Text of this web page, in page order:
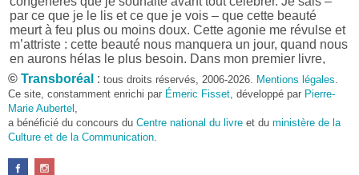
par ce que je le lis et ce que je vois – que cette beauté
meurt à feu plus ou moins doux. Cette agonie me révulse et
m’attriste : cette beauté nous manquera un jour, quand nous
en aurons hélas le plus besoin. Dans mon premier livre,
j’avais pris goût à me mettre dans la peau d’une bête. Outre
l’intérêt de l’exercice littéraire, il me semble que cela peut
être un bon moyen pour transmettre certains messages.
Pourquoi avoir choisi le format des nouvelles plutôt
qu’un autre ?
D’abord parce que j’aime (décidément!) en lire !
© Transboréal : tous droits réservés, 2006-2026. Mentions légales
Ce site, constamment enrichi par Émeric Fisset , développé par Pierre-
Marie Aubertel
a bénéficié du concours du Centre national du livre et du ministère de la
Culture et de la Communication